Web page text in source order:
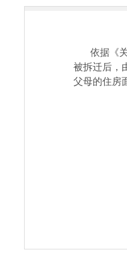
依据《
被拆迁后，
父母的住房